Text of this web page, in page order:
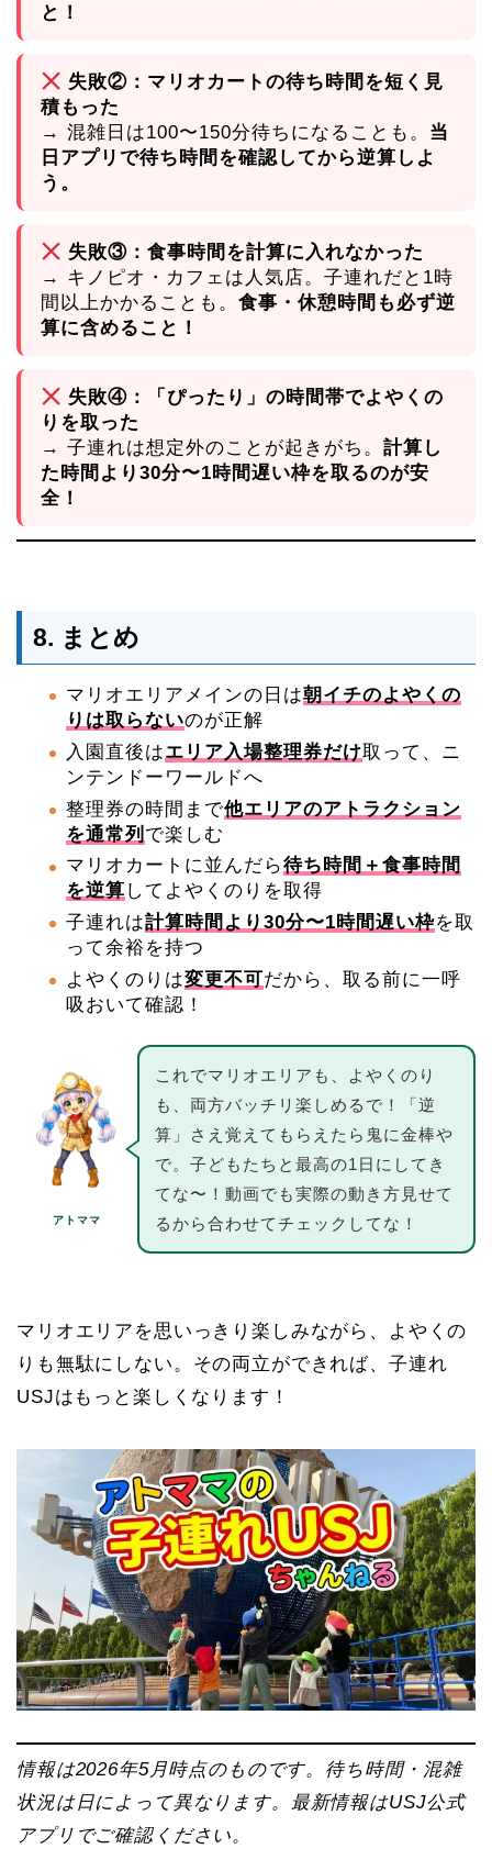
と！
失敗②：マリオカートの待ち時間を短く見
積もった
→ 混雑日は100〜150分待ちになることも。 当
日アプリで待ち時間を確認してから逆算しよ
う。
失敗③：食事時間を計算に入れなかった
→ キノピオ・カフェは人気店。子連れだと1時
間以上かかることも。 食事・休憩時間も必ず逆
算に含めること！
失敗④：「ぴったり」の時間帯でよやくの
りを取った
→ 子連れは想定外のことが起きがち。 計算し
た時間より30分〜1時間遅い枠を取るのが安
全！
8. まとめ
マリオエリアメインの日は朝イチのよやくの
りは取らないのが正解
入園直後はエリア入場整理券だけ取って、ニ
ンテンドーワールドへ
整理券の時間まで他エリアのアトラクション
を通常列 で楽しむ
マリオカートに並んだら待ち時間＋食事時間
を逆算 してよやくのりを取得
子連れは計算時間より30分〜1時間遅い枠を取
って余裕を持つ
よやくのりは変更不可だから、取る前に一呼
吸おいて確認！
アトママ
これでマリオエリアも、よやくのり
も、両方バッチリ楽しめるで！「逆
算」さえ覚えてもらえたら鬼に金棒や
で。子どもたちと最高の1日にしてき
てな〜！動画でも実際の動き方見せて
るから合わせてチェックしてな！
マリオエリアを思いっきり楽しみながら、よやくの
りも無駄にしない。その両立ができれば、子連れ
USJはもっと楽しくなります！
情報は2026年5月時点のものです。待ち時間・混雑
状況は日によって異なります。最新情報はUSJ公式
アプリでご確認ください。